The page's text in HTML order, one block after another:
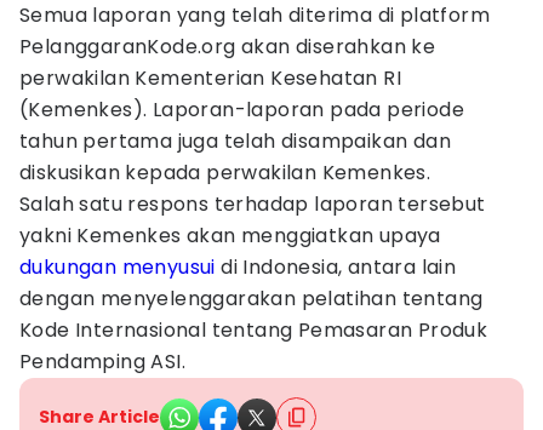
Semua laporan yang telah diterima di platform
PelanggaranKode.org akan diserahkan ke
perwakilan Kementerian Kesehatan RI
(Kemenkes). Laporan-laporan pada periode
tahun pertama juga telah disampaikan dan
diskusikan kepada perwakilan Kemenkes.
Salah satu respons terhadap laporan tersebut
yakni Kemenkes akan menggiatkan upaya
dukungan menyusui di Indonesia, antara lain
dengan menyelenggarakan pelatihan tentang
Kode Internasional tentang Pemasaran Produk
Pendamping ASI.
Share Article